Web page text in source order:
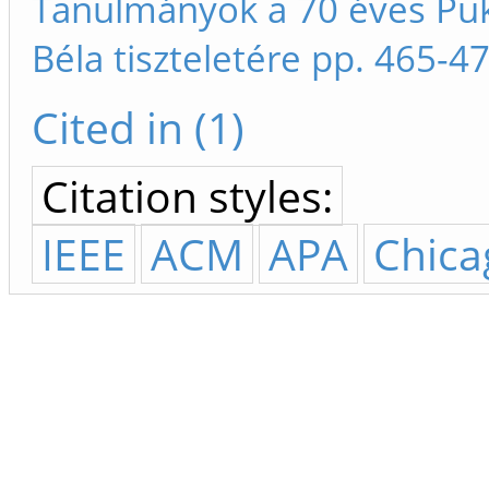
Béla tiszteletére pp. 465-
Cited in (1)
Citation styles:
IEEE ACM APA